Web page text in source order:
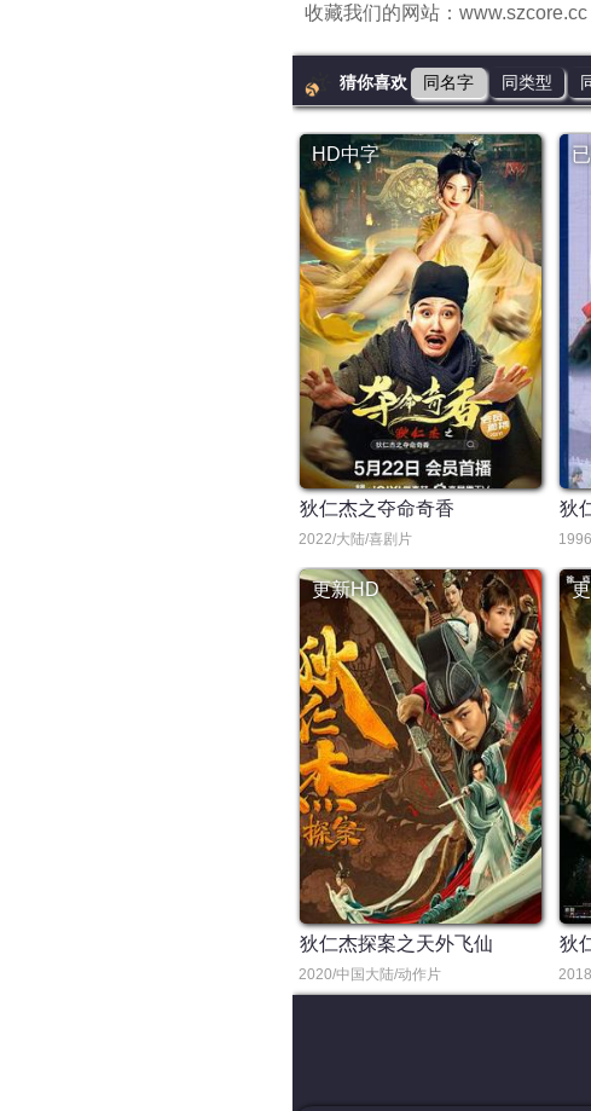
收藏我们的网站：www.szcore.cc
猜你喜欢 同名字 同类型
HD中字
狄仁杰之夺命奇香
2022/大陆/喜剧片
狄
更新HD
狄仁杰探案之天外飞仙
2020/中国大陆/动作片